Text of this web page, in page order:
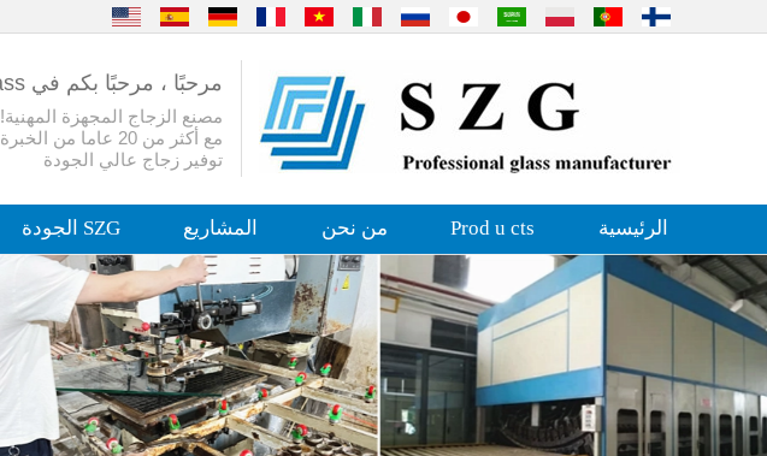
مرحبًا ، مرحبًا بكم في Shenzhen Sun Global Glass!
مصنع الزجاج المجهزة المهنية!
مع أكثر من 20 عاما من الخبرة
توفير زجاج عالي الجودة
الرئيسية Prod u cts من نحن المشاريع SZG الجودة